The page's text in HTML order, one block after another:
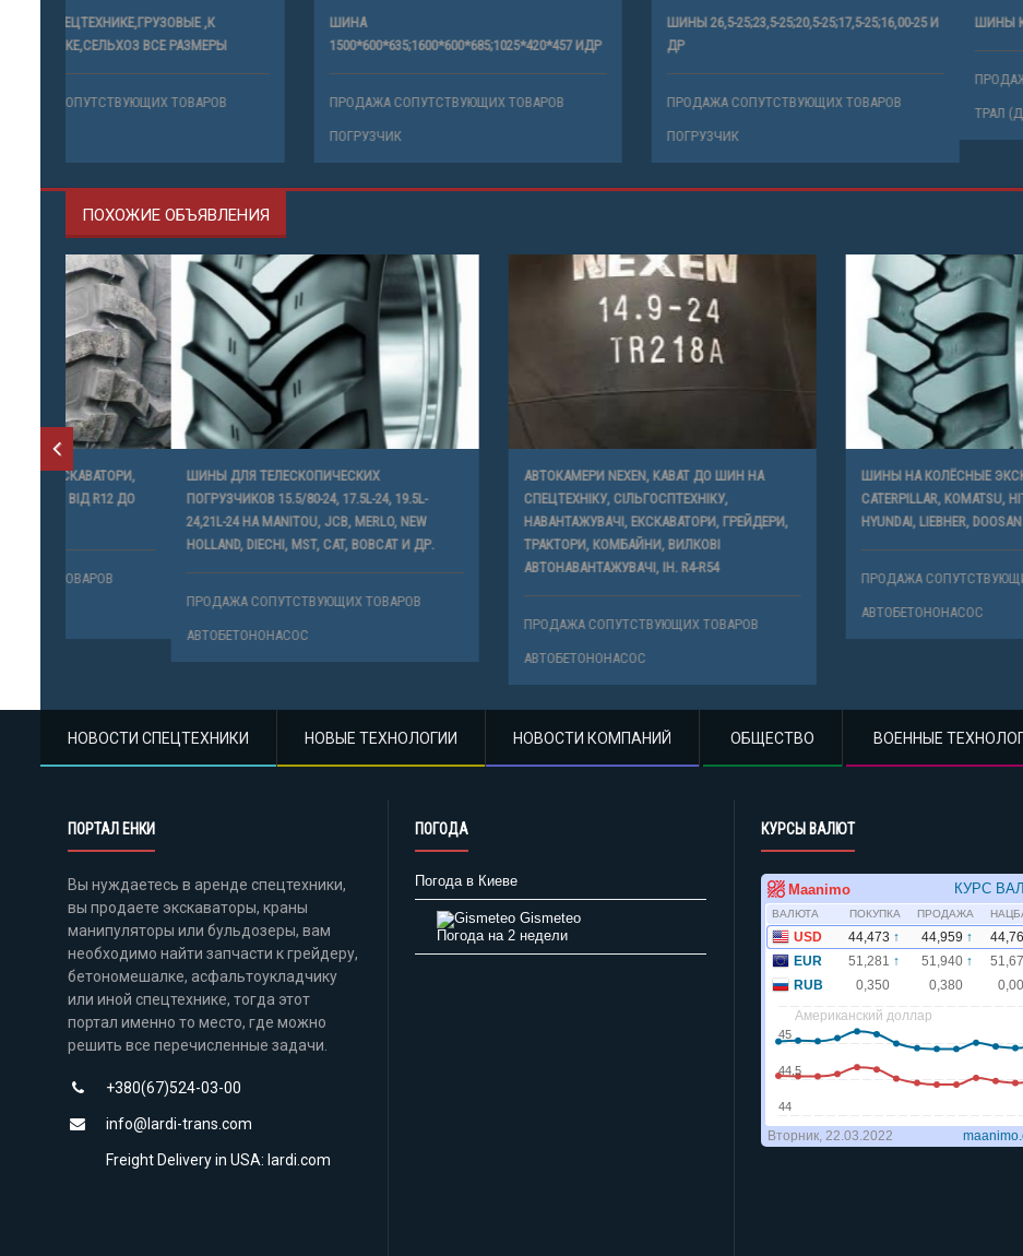
ШИНЫ К СПЕЦТЕХНИКЕ,ГРУЗОВЫЕ ,К
СПЕЦТЕХНИКЕ,СЕЛЬХОЗ ВСЕ РАЗМЕРЫ
ПРОДАЖА СОПУТСТВУЮЩИХ ТОВАРОВ
1500*600*635;1600*600*685;1025*420*457 ИДР
ПРОДАЖА СОПУТСТВУЮЩИХ ТОВАРОВ
ШИНЫ 26,5-25;23,5-25;20,5-25;17,5-25;16,00-25
ПРОДАЖА СОПУТСТВУЮЩИХ ТОВАРОВ
ПОХОЖИЕ ОБЪЯВЛЕНИЯ
ШИНЫ ДЛЯ ТЕЛЕСКОПИЧЕСКИХ
ПОГРУЗЧИКОВ 15.5/80-24, 17.5L-24, 19.5L-
24,21L-24 НА MANITOU, JCB, MERLO, NEW
HOLLAND, DIECHI, MST, CAT, BOBCAT И ДР.
ПРОДАЖА СОПУТСТВУЮЩИХ ТОВАРОВ
АВТОБЕТОНОНАСОС
АВТОКАМЕРИ NEXEN, KABAT ДО ШИН НА
СПЕЦТЕХНІКУ, СІЛЬГОСПТЕХНІКУ,
НАВАНТАЖУВАЧІ, ЕКСКАВАТОРИ, ГРЕЙДЕРИ,
ТРАКТОРИ, КОМБАЙНИ, ВИЛКОВІ
АВТОНАВАНТАЖУВАЧІ, ІН. R4-R54
ПРОДАЖА СОПУТСТВУЮЩИХ ТОВАРОВ
АВТОБЕТОНОНАСОС
ШИНЫ НА КОЛЁСНЫЕ ЭКСКАВАТОРЫ ATLAS,
CATERPILLAR, KOMATSU, HITACHI, VOLVO,
HYUNDAI, LIEBHER, DOOSAN ДР.
ПРОДАЖА СОПУТСТВУЮЩИХ ТОВАРОВ
АВТОБЕТОНОНАСОС
НОВОСТИ СПЕЦТЕХНИКИ НОВЫЕ ТЕХНОЛОГИИ НОВОСТИ КОМПАНИЙ ОБЩЕСТВО ВОЕННЫЕ
ПОРТАЛ ЕНКИ
Вы нуждаетесь в аренде спецтехники,
вы продаете экскаваторы, краны
манипуляторы или бульдозеры, вам
необходимо найти запчасти к грейдеру,
бетономешалке, асфальтоукладчику
или иной спецтехнике, тогда этот
портал именно то место, где можно
решить все перечисленные задачи.
+380(67)524-03-00
info@lardi-trans.com
Freight Delivery in USA: lardi.com
ПОГОДА
Погода в Киеве
Gismeteo
Погода на 2 недели
КУРСЫ ВАЛЮТ